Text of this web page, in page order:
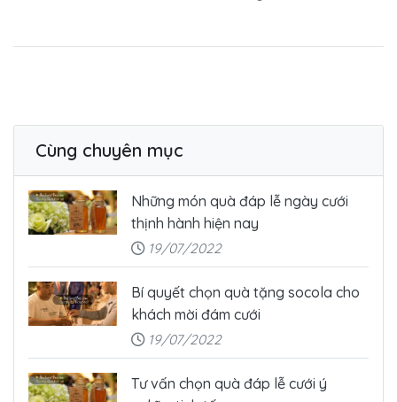
Cùng chuyên mục
Những món quà đáp lễ ngày cưới
thịnh hành hiện nay
19/07/2022
Bí quyết chọn quà tặng socola cho
khách mời đám cưới
19/07/2022
Tư vấn chọn quà đáp lễ cưới ý